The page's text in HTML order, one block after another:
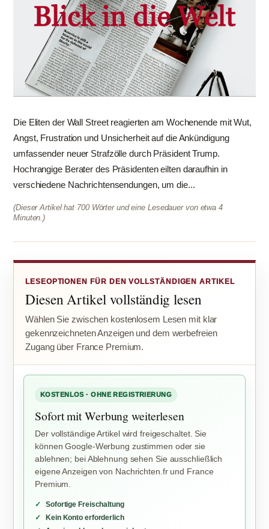
Die Eliten der Wall Street reagierten am Wochenende mit Wut,
Angst, Frustration und Unsicherheit auf die Ankündigung
umfassender neuer Strafzölle durch Präsident Trump.
Hochrangige Berater des Präsidenten eilten daraufhin in
verschiedene Nachrichtensendungen, um die...
(Dieser Artikel hat 700 Wörter und eine Lesedauer von etwa 4
Minuten.)
LESEOPTIONEN FÜR DEN VOLLSTÄNDIGEN ARTIKEL
Diesen Artikel vollständig lesen
Wählen Sie zwischen kostenlosem Lesen mit klar
gekennzeichneten Anzeigen und dem werbefreien
Zugang über France Premium.
KOSTENLOS · OHNE REGISTRIERUNG
Sofort mit Werbung weiterlesen
Der vollständige Artikel wird freigeschaltet. Sie
können Google-Werbung zustimmen oder sie
ablehnen; bei Ablehnung sehen Sie ausschließlich
eigene Anzeigen von Nachrichten.fr und France
Premium.
Sofortige Freischaltung
Kein Konto erforderlich